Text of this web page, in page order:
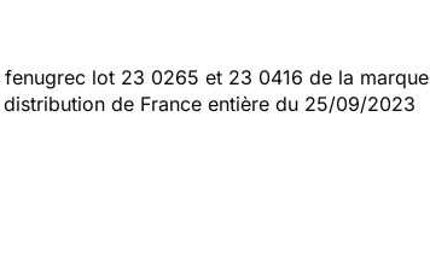
lot 23 0265 et 23 0416 de la marque
de France entière du 25/09/2023